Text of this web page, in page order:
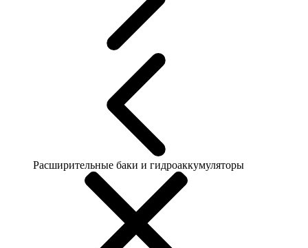
Расширительные баки и гидроаккумуляторы